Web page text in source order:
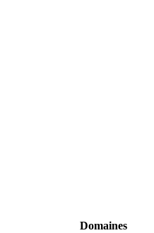
Domaines